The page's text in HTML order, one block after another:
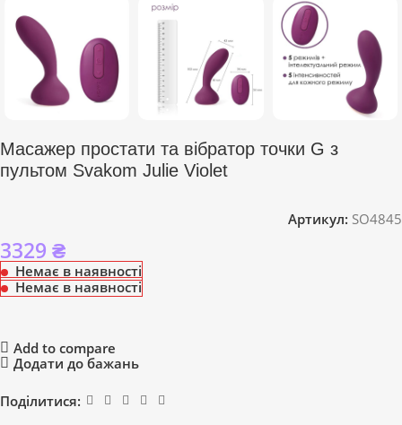
Масажер простати та вібратор точки G з
пультом Svakom Julie Violet
Артикул: SO4845
3329 ₴
Немає в наявності
Немає в наявності
Add to compare
Додати до бажань
Поділитися: